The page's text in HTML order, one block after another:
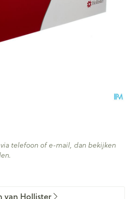
telefoon of e-mail, dan bekijken
van Hollister